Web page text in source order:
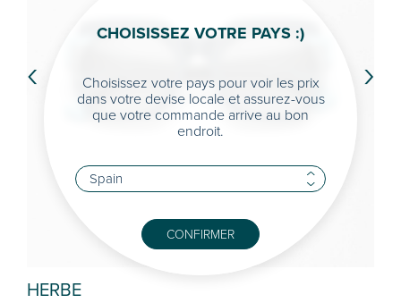
HERBE
‹ ›
CHOISISSEZ VOTRE PAYS :)
Choisissez votre pays pour voir les prix
dans votre devise locale et assurez-vous
que votre commande arrive au bon
endroit.
CONFIRMER